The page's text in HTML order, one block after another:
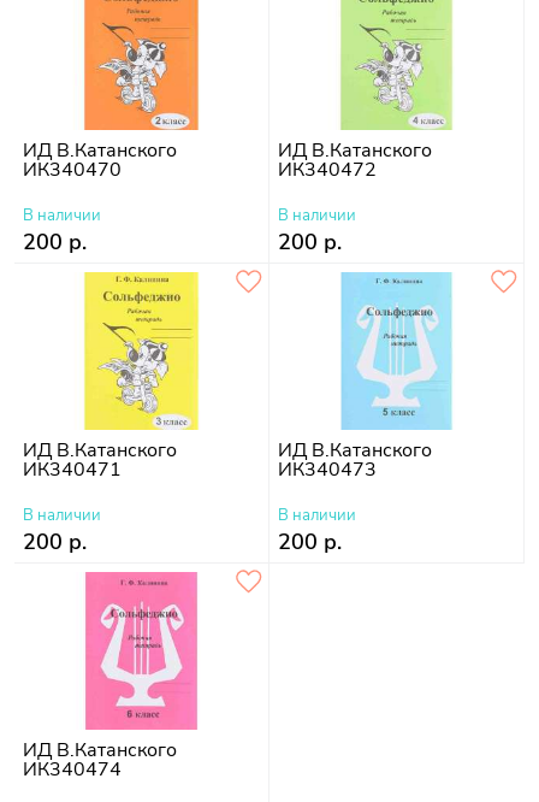
ИД В.Катанского
ИК340470
В наличии
200 р.
ИД В.Катанского
ИК340472
В наличии
200 р.
ИД В.Катанского
ИК340471
В наличии
200 р.
ИД В.Катанского
ИК340473
В наличии
200 р.
ИД В.Катанского
ИК340474